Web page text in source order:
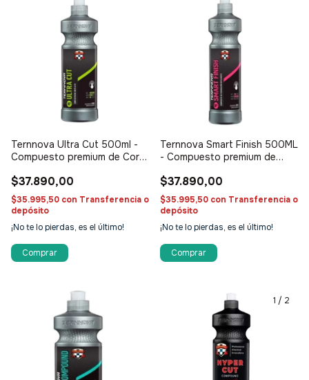
Ternnova Ultra Cut 500ml -
Compuesto premium de Corte
$37.890,00
$35.995,50 con Transferencia o
depósito
¡No te lo pierdas, es el último!
Ternnova Smart Finish 500ML
- Compuesto premium de
$37.890,00
$35.995,50 con Transferencia o
depósito
¡No te lo pierdas, es el último!
1 / 2